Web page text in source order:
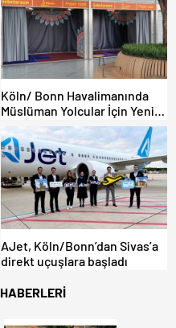
Köln/ Bonn Havalimanında
Müslüman Yolcular İçin Yeni
İbadet Alanları Açıldı
AJet, Köln/Bonn’dan Sivas’a
direkt uçuşlara başladı
HABERLERİ